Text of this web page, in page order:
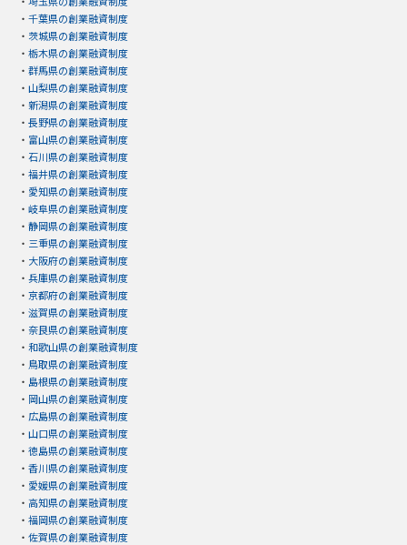
・ 千葉県の創業融資制度
・ 茨城県の創業融資制度
・ 栃木県の創業融資制度
・ 群馬県の創業融資制度
・ 山梨県の創業融資制度
・ 新潟県の創業融資制度
・ 長野県の創業融資制度
・ 富山県の創業融資制度
・ 石川県の創業融資制度
・ 福井県の創業融資制度
・ 愛知県の創業融資制度
・ 岐阜県の創業融資制度
・ 静岡県の創業融資制度
・ 三重県の創業融資制度
・ 大阪府の創業融資制度
・ 兵庫県の創業融資制度
・ 京都府の創業融資制度
・ 滋賀県の創業融資制度
・ 奈良県の創業融資制度
・ 和歌山県の創業融資制度
・ 鳥取県の創業融資制度
・ 島根県の創業融資制度
・ 岡山県の創業融資制度
・ 広島県の創業融資制度
・ 山口県の創業融資制度
・ 徳島県の創業融資制度
・ 香川県の創業融資制度
・ 愛媛県の創業融資制度
・ 高知県の創業融資制度
・ 福岡県の創業融資制度
・ 佐賀県の創業融資制度